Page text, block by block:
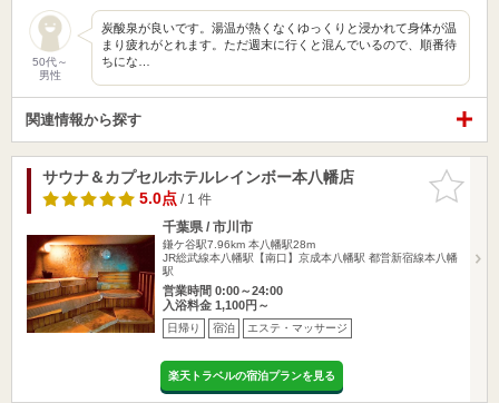
50代～
男性
炭酸泉が良いです。湯温が熱くなくゆっくりと浸かれて身体が温
まり疲れがとれます。ただ週末に行くと混んでいるので、順番待
ちにな…
関連情報から探す
お気に入
りに追加
サウナ＆カプセルホテルレインボー本八幡店
5.0点/ 1 件
千葉県 / 市川市
鎌ケ谷駅7.96km 本八幡駅28m
JR総武線本八幡駅【南口】京成本八幡駅 都営新宿線本八幡
駅
営業時間 0:00～24:00
入浴料金 1,100円～
日帰り 宿泊 エステ・マッサージ
楽天トラベルの宿泊プランを見る